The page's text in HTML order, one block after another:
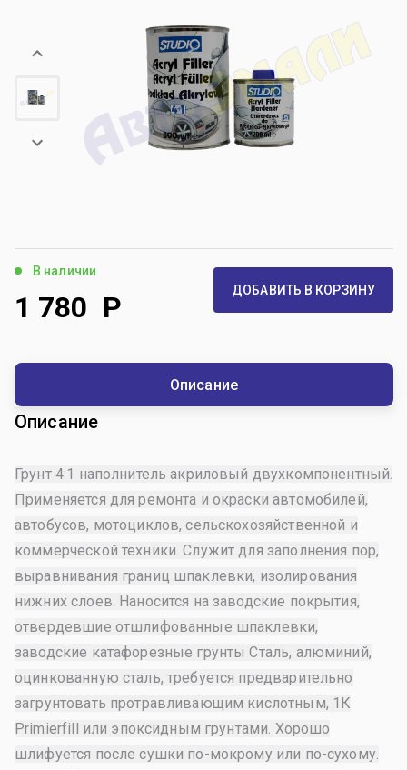
В наличии
1 780 Р ДОБАВИТЬ В КОРЗИНУ
Описание
Описание
Грунт 4:1 наполнитель акриловый двухкомпонентный.
Применяется для ремонта и окраски автомобилей,
автобусов, мотоциклов, сельскохозяйственной и
коммерческой техники. Служит для заполнения пор,
выравнивания границ шпаклевки, изолирования
нижних слоев. Наносится на заводские покрытия,
отвердевшие отшлифованные шпаклевки,
заводские катафорезные грунты Сталь, алюминий,
оцинкованную сталь, требуется предварительно
загрунтовать протравливающим кислотным, 1К
Primierfill или эпоксидным грунтами. Хорошо
шлифуется после сушки по-мокрому или по-сухому.